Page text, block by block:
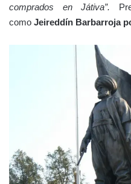
comprados en Játiva”.
como Jeireddín Barbarroja